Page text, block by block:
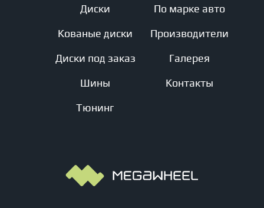
Диски
Кованые диски
Диски под заказ
Шины
Тюнинг
По марке авто
Производители
Галерея
Контакты